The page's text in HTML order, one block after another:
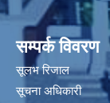
सम्पर्क विवरण
सूलभ रिजाल
सूचना अधिकारी